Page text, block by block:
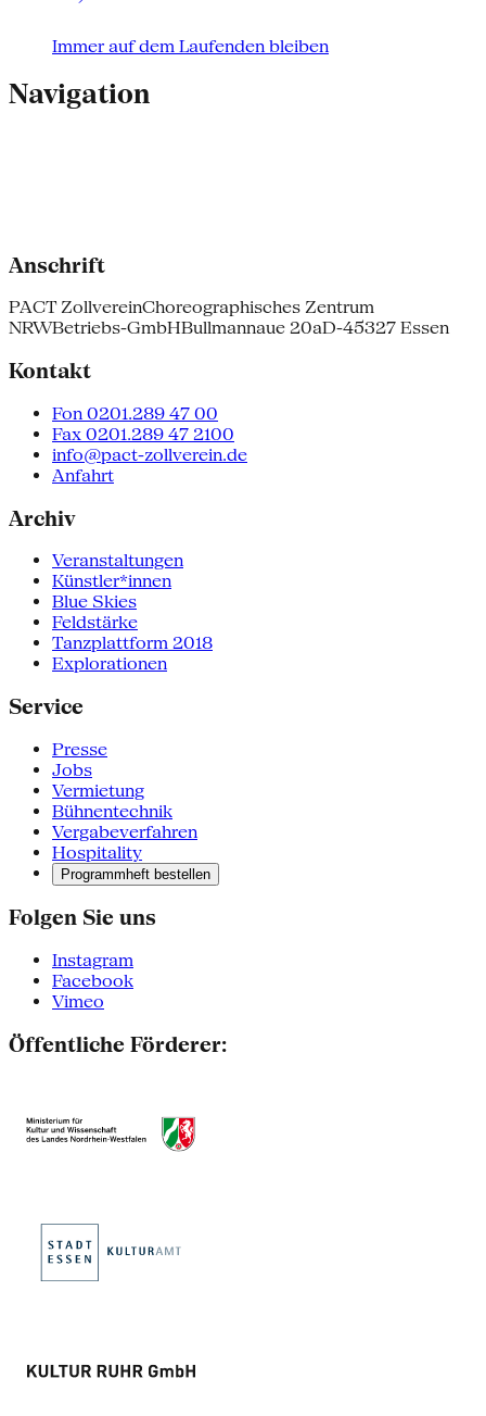
Immer auf dem Laufenden bleiben
Navigation
Anschrift
PACT ZollvereinChoreographisches Zentrum
NRWBetriebs-GmbHBullmannaue 20aD-45327 Essen
Kontakt
Fon 0201.289 47 00
Fax 0201.289 47 2100
info@pact-zollverein.de
Anfahrt
Archiv
Veranstaltungen
Künstler*innen
Blue Skies
Feldstärke
Tanzplattform 2018
Explorationen
Service
Presse
Jobs
Vermietung
Bühnentechnik
Vergabeverfahren
Hospitality
Programmheft bestellen
Folgen Sie uns
Instagram
Facebook
Vimeo
Öffentliche Förderer: